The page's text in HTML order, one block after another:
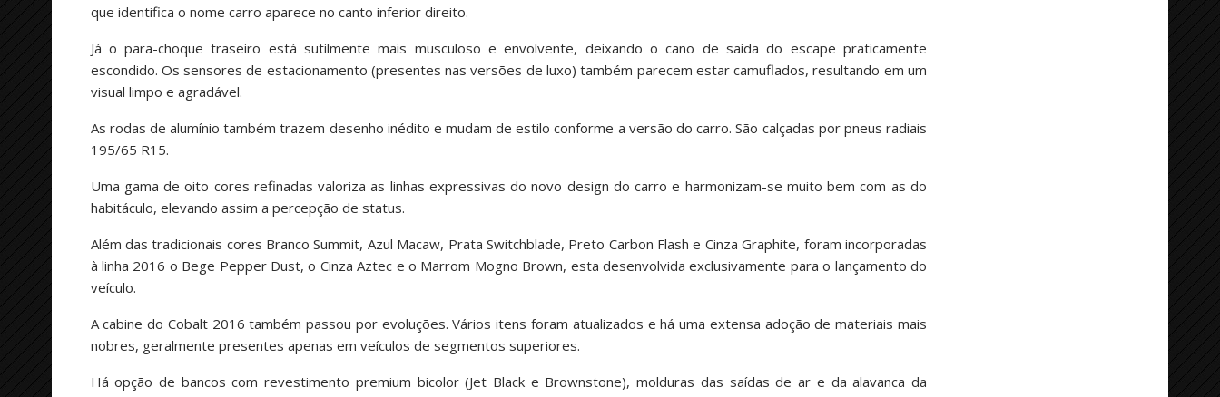
que identifica o nome carro aparece no canto inferior direito.
Já o para-choque traseiro está sutilmente mais musculoso e envolvente, deixando o cano de saída do escape praticamente
escondido. Os sensores de estacionamento (presentes nas versões de luxo) também parecem estar camuflados, resultando em um
visual limpo e agradável.
As rodas de alumínio também trazem desenho inédito e mudam de estilo conforme a versão do carro. São calçadas por pneus radiais
195/65 R15.
Uma gama de oito cores refinadas valoriza as linhas expressivas do novo design do carro e harmonizam-se muito bem com as do
habitáculo, elevando assim a percepção de status.
Além das tradicionais cores Branco Summit, Azul Macaw, Prata Switchblade, Preto Carbon Flash e Cinza Graphite, foram incorporadas
à linha 2016 o Bege Pepper Dust, o Cinza Aztec e o Marrom Mogno Brown, esta desenvolvida exclusivamente para o lançamento do
veículo.
A cabine do Cobalt 2016 também passou por evoluções. Vários itens foram atualizados e há uma extensa adoção de materiais mais
nobres, geralmente presentes apenas em veículos de segmentos superiores.
Há opção de bancos com revestimento premium bicolor (Jet Black e Brownstone), molduras das saídas de ar e da alavanca da